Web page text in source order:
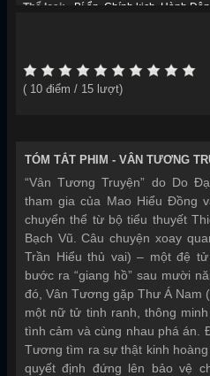
Thể loại:
Bí ẩn Chính kịch Hành
( 10 điểm / 15 lượt)
TÓM TẮT PHIM - VÂN TƯƠNG
“Vân Tương Truyện” do Do
tham gia của Mao Hiểu Đồng
chuyển thể từ bộ tiểu thuyết
Bạch Vũ. Câu chuyện xoay
Trần Hiểu thủ vai) – một đệ
bước ra “giang hồ” sau mười
đó, Vân Tương gặp Thư Á Nam
một nữ tử tinh ranh, thông
tình cảm và cùng nhau phá án.
Tương tìm ra sự thật kinh
quyết định đứng lên bảo vệ